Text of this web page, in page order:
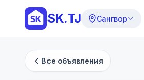
SK.TJ Сангвор
Все объявления